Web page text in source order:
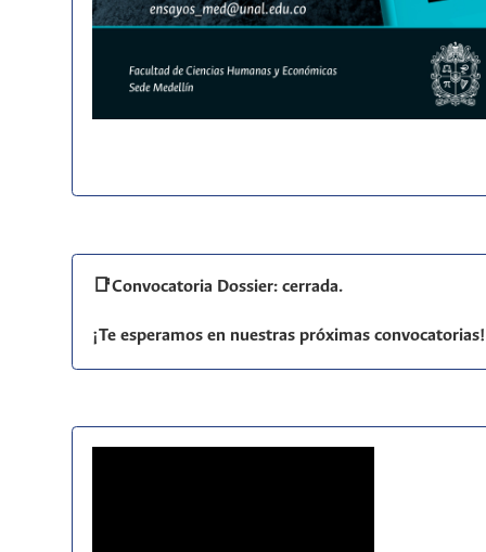
📑Convocatoria Dossier: cerrada.
¡Te esperamos en nuestras próximas